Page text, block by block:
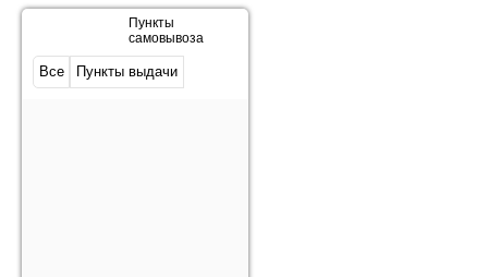
Пункты
самовывоза
Все Пункты выдачи